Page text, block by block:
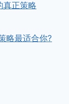
真正策略
略最适合你?